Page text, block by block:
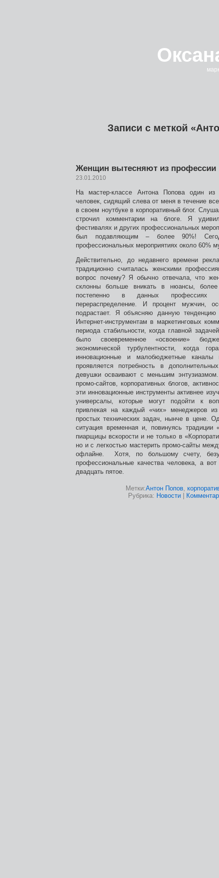
Записи с меткой
Женщин вытесняют из профессии
23.01.2010
На мастер-классе Антона Попова один
человек, сидящий слева от меня в течение
в своем ноутбуке в корпоративный блог.
строчил комментарии на блоге. Я
фестивалях и других профессиональных
был подавляющим – более 90%!
профессиональных мероприятиях около 60%
Действительно, до недавнего времени
традиционно считалась женскими
вопрос почему? Я обычно отвечала, что
склонны больше вникать в нюансы, более
постепенно в данных профессиях
перераспределение. И процент мужчин,
подрастает. Я объясняю данную
Интернет-инструментам в маркетинговых
периода стабильности, когда главной
было своевременное «освоение»
экономической турбулентности, когда
инновационные и малобюджетные каналы
проявляется потребность в
девушки осваивают с меньшим
промо-сайтов, корпоративных блогов,
эти инновационные инструменты активнее
универсалы, которые могут подойти к
привлекая на каждый «чих» менеджеров
простых технических задач, нынче в цене.
ситуация временная и, повинуясь
пиарщицы вскорости и не только в
но и с легкостью мастерить промо-сайты
офлайне. Хотя, по большому счету,
профессиональные качества человека, а
двадцать пятое.
Метки:Антон Попов,
Рубрика: Новости|